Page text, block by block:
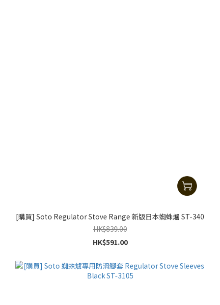
[購買] Soto Regulator Stove Range 新版日本蜘蛛爐 ST-340
HK$839.00
HK$591.00